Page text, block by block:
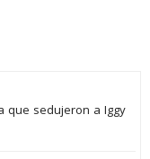
que sedujeron a Iggy